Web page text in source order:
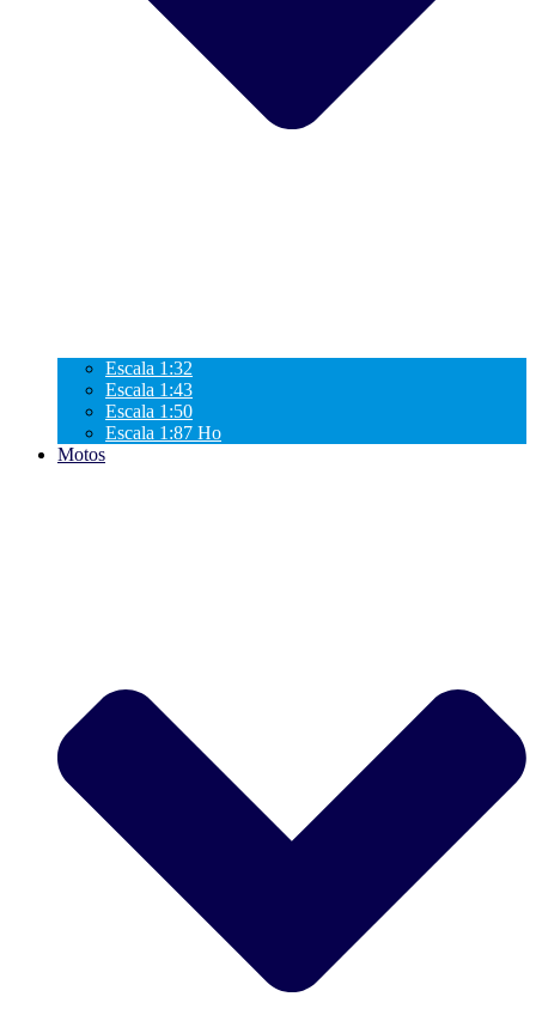
Escala 1:32
Escala 1:43
Escala 1:50
Escala 1:87 Ho
Motos